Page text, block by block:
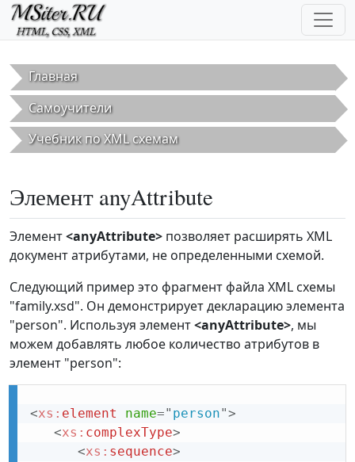
Перейти к основному содержанию
Главная
Самоучители
Учебник по XML схемам
Элемент anyAttribute
Элемент<anyAttribute> позволяет расширять XML
документ атрибутами, не определенными схемой.
Следующий пример это фрагмент файла XML схемы
"family.xsd". Он демонстрирует декларацию элемента
"person". Используя элемент<anyAttribute>, мы
можем добавлять любое количество атрибутов в
элемент "person":
<xs: element name=" person">
<xs: complexType>
<xs: sequence>